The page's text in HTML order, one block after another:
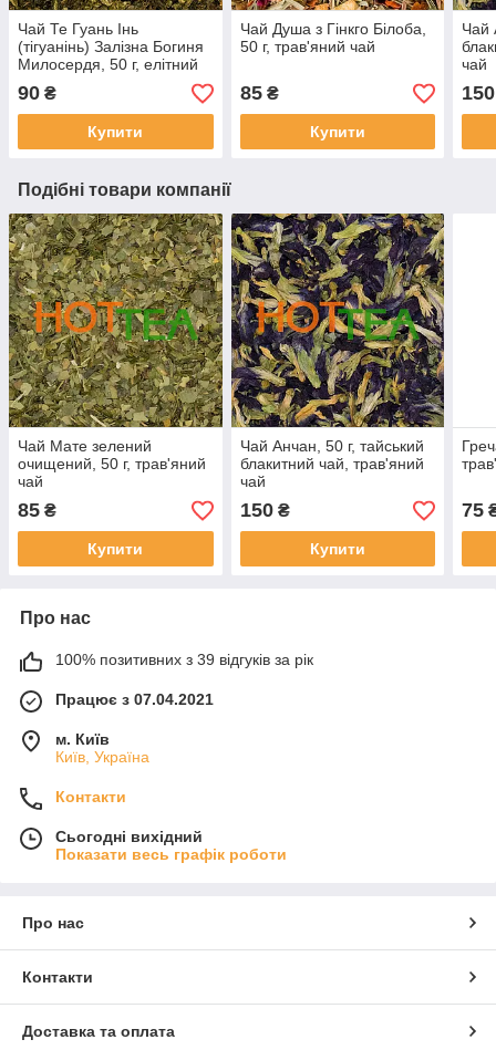
Чай Те Гуань Інь
(тігуанінь) Залізна Богиня
Милосердя, 50 г, елітний
китайський чай улун
90 ₴
Купити
Чай Душа з Гінкго Білоба,
50 г, трав'яний чай
85₴
Купити
Чай
чай
150
Подібні товари компанії
Чай Мате зелений
очищений, 50 г, трав'яний
чай
85 ₴
Купити
Чай Анчан, 50 г, тайський
блакитний чай, трав'яний
чай
150₴
Купити
75
Про нас
100% позитивних з 39 відгуків за рік
Працює з 07.04.2021
м. Київ
Київ, Україна
Контакти
Сьогодні вихідний
Показати весь графік роботи
Про нас
Контакти
Доставка та оплата